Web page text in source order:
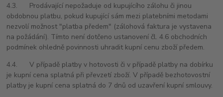
4.3. Prodávající nepožaduje od kupujícího zálohu či jinou
obdobnou platbu, pokud kupující sám mezi platebními metodami
nezvolí možnost "platba předem" (zálohová faktura je vystavena
na požádání). Tímto není dotčeno ustanovení čl. 4.6 obchodních
podmínek ohledně povinnosti uhradit kupní cenu zboží předem.
4.4. V případě platby v hotovosti či v případě platby na dobírku
je kupní cena splatná při převzetí zboží. V případě bezhotovostní
platby je kupní cena splatná do 7 dnů od uzavření kupní smlouvy.